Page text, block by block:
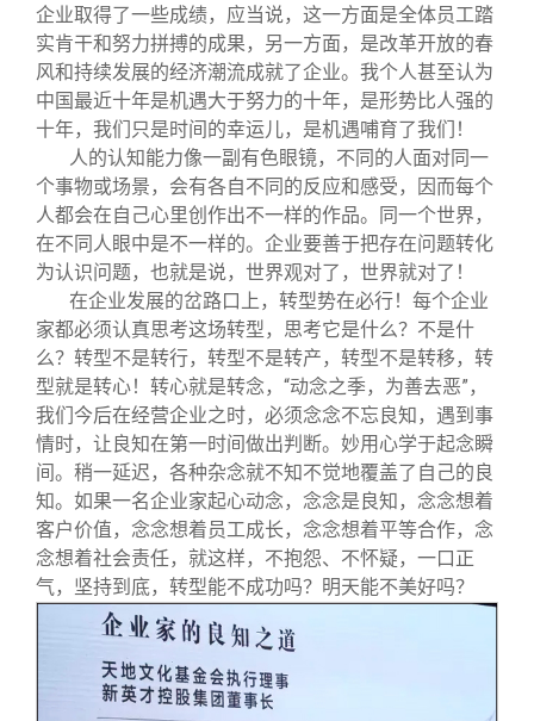
企业取得了一些成绩，应当说，这一方面是全体员工踏
实肯干和努力拼搏的成果，另一方面，是改革开放的春
风和持续发展的经济潮流成就了企业。我个人甚至认为
中国最近十年是机遇大于努力的十年，是形势比人强的
十年，我们只是时间的幸运儿，是机遇哺育了我们！
人的认知能力像一副有色眼镜，不同的人面对同一
个事物或场景，会有各自不同的反应和感受，因而每个
人都会在自己心里创作出不一样的作品。同一个世界，
在不同人眼中是不一样的。企业要善于把存在问题转化
为认识问题，也就是说，世界观对了，世界就对了！
在企业发展的岔路口上，转型势在必行！每个企业
家都必须认真思考这场转型，思考它是什么？不是什
么？转型不是转行，转型不是转产，转型不是转移，转
型就是转心！转心就是转念，“动念之季，为善去恶”，
我们今后在经营企业之时，必须念念不忘良知，遇到事
情时，让良知在第一时间做出判断。妙用心学于起念瞬
间。稍一延迟，各种杂念就不知不觉地覆盖了自己的良
知。如果一名企业家起心动念，念念是良知，念念想着
客户价值，念念想着员工成长，念念想着平等合作，念
念想着社会责任，就这样，不抱怨、不怀疑，一口正
气，坚持到底，转型能不成功吗？明天能不美好吗？